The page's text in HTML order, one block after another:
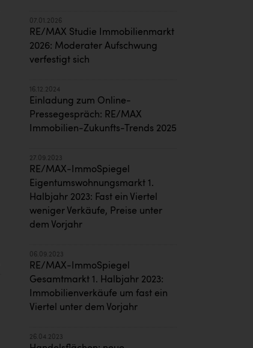
07.01.2026
RE/MAX Studie Immobilienmarkt
2026: Moderater Aufschwung
verfestigt sich
16.12.2024
Einladung zum Online-
Pressegespräch: RE/MAX
Immobilien-Zukunfts-Trends 2025
27.09.2023
RE/MAX-ImmoSpiegel
Eigentumswohnungsmarkt 1.
Halbjahr 2023: Fast ein Viertel
weniger Verkäufe, Preise unter
dem Vorjahr
06.09.2023
RE/MAX-ImmoSpiegel
Gesamtmarkt 1. Halbjahr 2023:
Immobilienverkäufe um fast ein
Viertel unter dem Vorjahr
26.04.2023